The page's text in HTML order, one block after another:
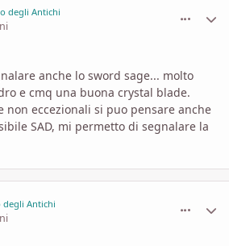
degli Antichi
anche lo sword sage... molto
e cmq una buona crystal blade.
non eccezionali si puo pensare anche
SAD, mi permetto di segnalare la
degli Antichi